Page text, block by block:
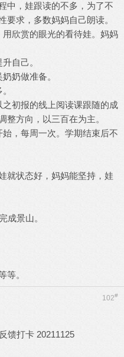
中，娃跟读的不多，为了不
要求，多数妈妈自己朗读。
欣赏的眼光的看待娃。妈妈
自己。
奶做准备。
初报的线上阅读课跟随的成
整方向，以三百在为主。
，每周一次。学期结束后不
就状态好，妈妈能坚持，娃
成景山。
等。
102#
馈打卡 20211125